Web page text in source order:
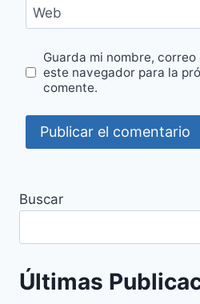
Web
Guarda mi nombre,
este navegador para la
comente.
Buscar
Últimas